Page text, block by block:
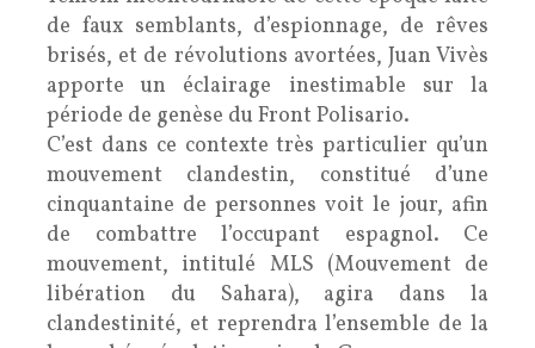
de faux semblants, d’espionnage, de rêves
brisés, et de révolutions avortées, Juan Vivès
apporte un éclairage inestimable sur la
période de genèse du Front Polisario.
C’est dans ce contexte très particulier qu’un
mouvement clandestin, constitué d’une
cinquantaine de personnes voit le jour, afin
de combattre l’occupant espagnol. Ce
mouvement, intitulé MLS (Mouvement de
libération du Sahara), agira dans la
clandestinité, et reprendra l’ensemble de la